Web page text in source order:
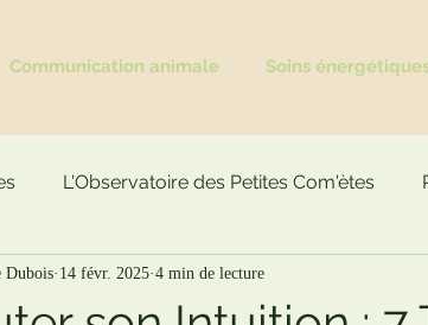
Communication animale Soins
L'Observatoire des Petites Com'ètes
Dubois 14 févr. 2025 4 min de lecture